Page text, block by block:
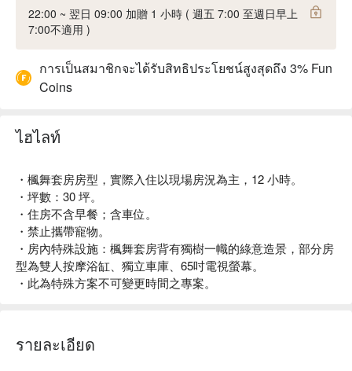
22:00 ~ 翌日 09:00 加贈 1 小時 ( 週五 7:00 至週日早上
7:00不適用 )
การเป็นสมาชิกจะได้รับสิทธิประโยชน์สูงสุดถึง 3% Fun
Coins
ไฮไลท์
・楓舞套房房型，實際入住以現場房況為主，12 小時。
・坪數：30 坪。
・住房不含早餐；含車位。
・禁止攜帶寵物。
・房內特殊設施：楓舞套房背有獨樹一幟的綠意造景，部分房
型為雙人按摩浴缸、獨立車庫、65吋電視螢幕。
・此為特殊方案不可變更時間之專案。
รายละเอียด